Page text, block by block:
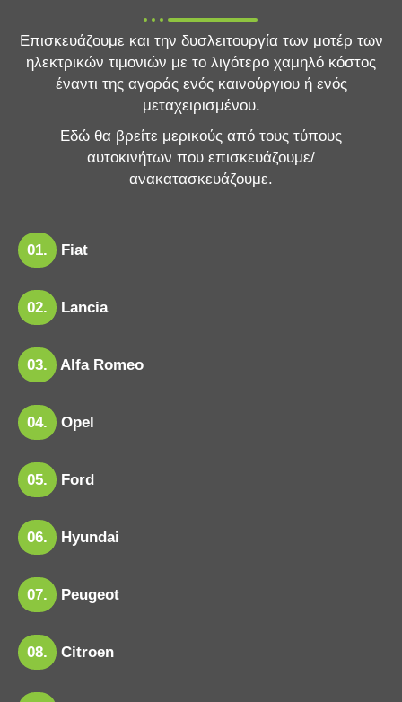
Επισκευάζουμε και την δυσλειτουργία των μοτέρ των
ηλεκτρικών τιμονιών με το λιγότερο χαμηλό κόστος
έναντι της αγοράς ενός καινούργιου ή ενός
μεταχειρισμένου.
Εδώ θα βρείτε μερικούς από τους τύπους
αυτοκινήτων που επισκευάζουμε/
ανακατασκευάζουμε.
01. Fiat
02. Lancia
03. Alfa Romeo
04. Opel
05. Ford
06. Hyundai
07. Peugeot
08. Citroen